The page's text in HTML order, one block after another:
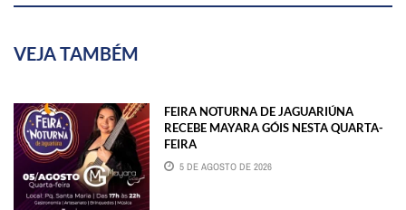
VEJA TAMBÉM
FEIRA NOTURNA DE JAGUARIÚNA
RECEBE MAYARA GÓIS NESTA QUARTA-
FEIRA
5 DE AGOSTO DE 2026